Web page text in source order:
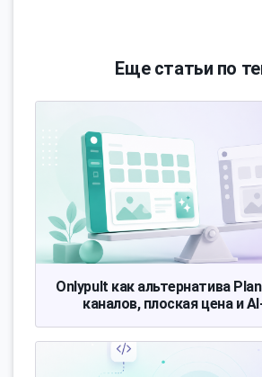
Еще статьи по
Onlypult как альтернатива
каналов, плоская цена и